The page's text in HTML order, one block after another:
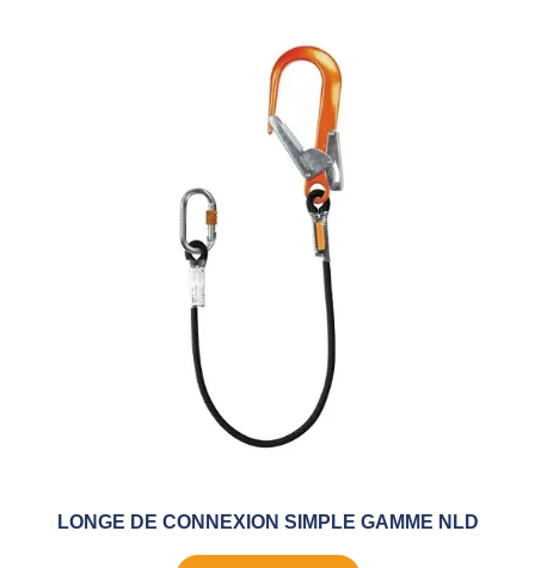
LONGE DE CONNEXION SIMPLE GAMME NLD